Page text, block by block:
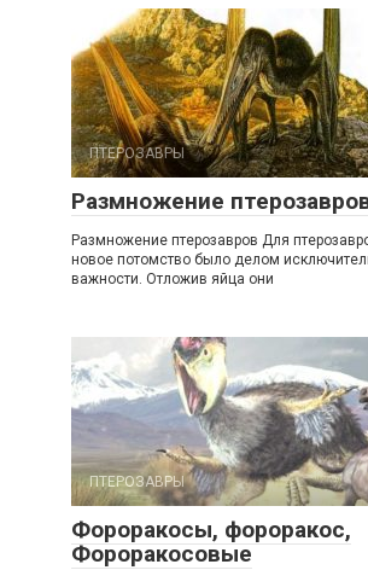
ПТЕРОЗАВРЫ
Размножение
Размножение птерозавров Для
новое потомство было делом
важности. Отложив яйца они
ПТЕРОЗАВРЫ
Фороракосы, фороракос,
Фороракосовые